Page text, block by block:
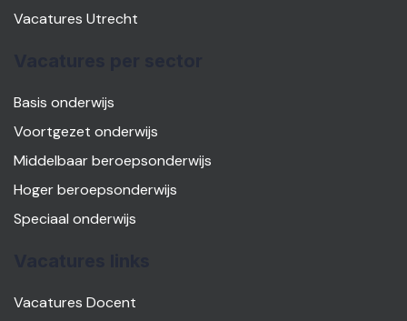
Vacatures Utrecht
Basis onderwijs
Voortgezet onderwijs
Middelbaar beroepsonderwijs
Hoger beroepsonderwijs
Speciaal onderwijs
Vacatures Docent